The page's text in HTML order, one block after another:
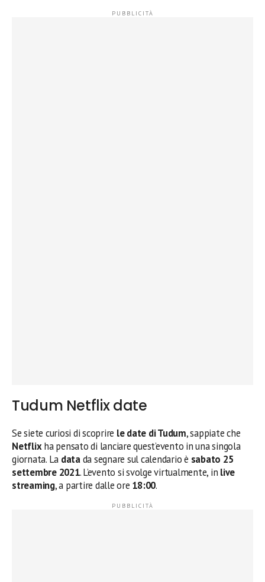
Tudum Netflix date
Se siete curiosi di scoprire le date di Tudum, sappiate che
Netflixha pensato di lanciare quest’evento in una singola
giornata. La datada segnare sul calendario è sabato 25
settembre 2021. L’evento si svolge virtualmente, in live
streaming, a partire dalle ore 18:00.